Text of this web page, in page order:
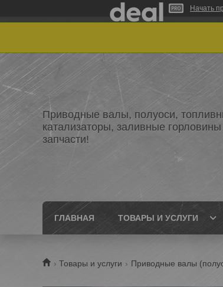
Начать
Приводные валы, полуоси,
катализаторы, заливные горловины
запчасти!
ГЛАВНАЯ ТОВАРЫ И УСЛУГИ
Товары и услуги Приводные валы